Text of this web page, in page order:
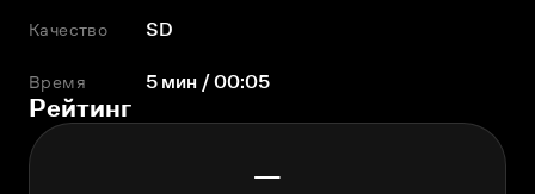
Качество SD
Время 5 мин / 00:05
Рейтинг
—